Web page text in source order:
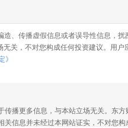
、传播虚假信息或者误导性信息，
关，不对您构成任何投资建议。用
》
传播更多信息，与本站立场无关。东
关信息并未经过本网站证实，不对您